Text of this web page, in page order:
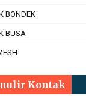
BONDEK
BUSA
Kontak